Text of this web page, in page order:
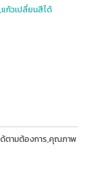
ก้วเปลี่ยนสีได้
ตามต้องการ,คุณภาพ